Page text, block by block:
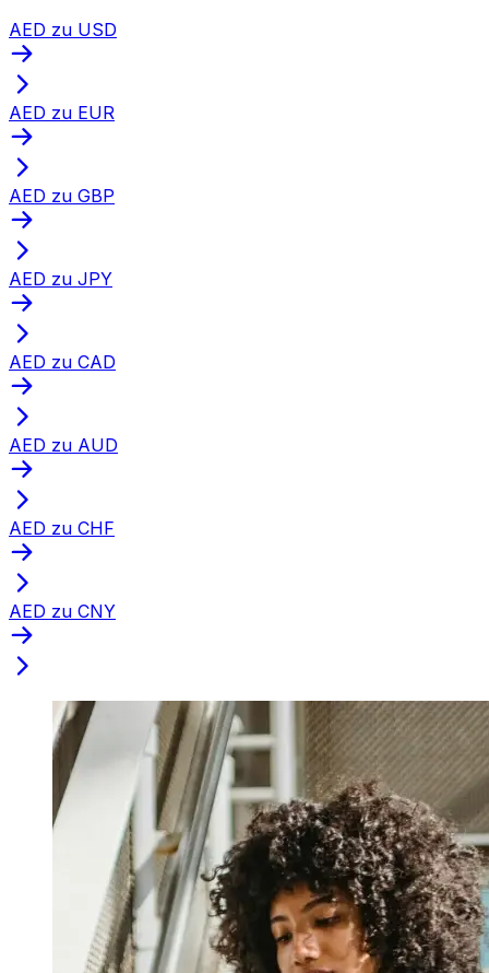
AED zu USD
AED zu EUR
AED zu GBP
AED zu JPY
AED zu CAD
AED zu AUD
AED zu CHF
AED zu CNY